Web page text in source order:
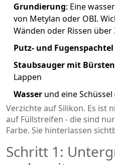
Grundierung: Eine
von Metylan oder OBI.
Wänden oder Rissen über
Putz- und Fugenspachtel
Staubsauger mit
Lappen
Wasser und eine
Verzichte auf Silikon. Es ist
auf Füllstreifen - die sind
Farbe. Sie hinterlassen
Schritt 1: